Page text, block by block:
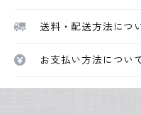
送料・配送方法につ
お支払い方法につい